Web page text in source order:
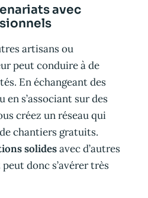
avec
artisans ou
peut conduire à de
En échangeant des
s’associant sur des
créez un réseau qui
chantiers gratuits.
solidesavec d’autres
donc s’avérer très